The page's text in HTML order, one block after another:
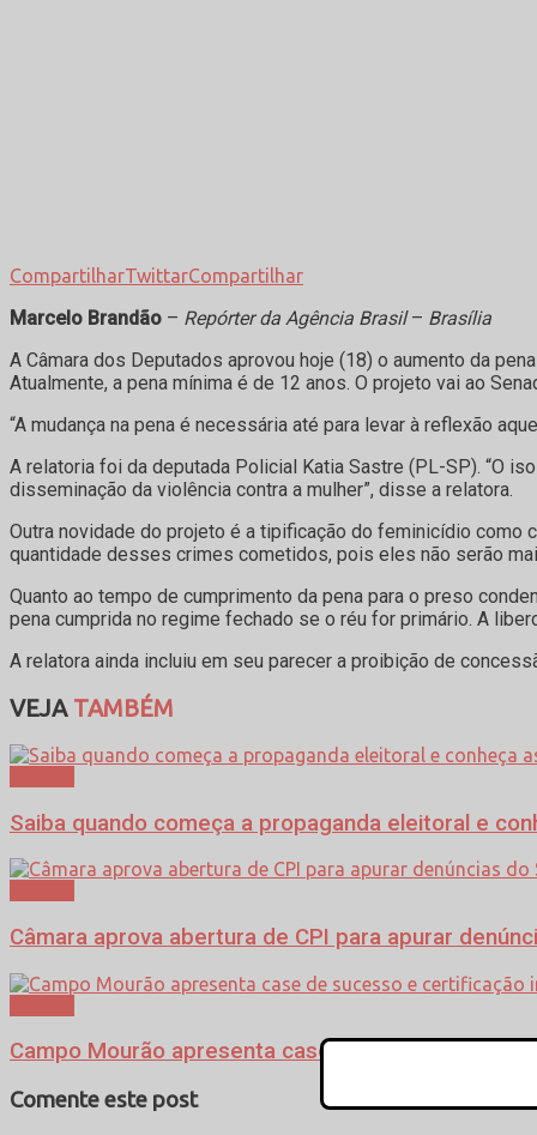
CompartilharTwittarCompartilhar
Marcelo Brandão – Repórter da Agência Brasil– Brasília
A Câmara dos Deputados aprovou hoje (18) o aumento da
Atualmente, a pena mínima é de 12 anos. O projeto vai ao
“A mudança na pena é necessária até para levar à reflexão
A relatoria foi da deputada Policial Katia Sastre (PL-SP). “O
disseminação da violência contra a mulher”, disse a relatora.
Outra novidade do projeto é a tipificação do feminicídio como
quantidade desses crimes cometidos, pois eles não serão
Quanto ao tempo de cumprimento da pena para o preso
pena cumprida no regime fechado se o réu for primário. A
A relatora ainda incluiu em seu parecer a proibição de
VEJATAMBÉM
Saiba quando começa a propaganda eleitoral e
Câmara aprova abertura de CPI para apurar
Campo Mourão apresenta case de sucesso e
Comente este post